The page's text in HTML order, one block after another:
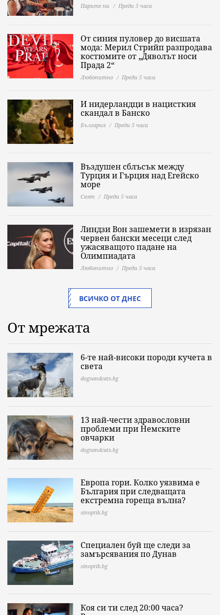
Парите ни Преди 5 часа
От синия пуловер до висшата
мода: Мерил Стрийп разпродава
костюмите от „Дяволът носи
Прада 2“
Любопитно Преди 5 часа
И нидерландци в нацисткия
скандал в Банско
България Преди 5 часа
Въздушен сблъсък между
Турция и Гърция над Егейско
море
Свят Преди 5 часа
Линдзи Вон зашемети в изрязан
червен бански месеци след
ужасяващото падане на
Олимпиадата
Любопитно Преди 5 часа
ВСИЧКО ОТ ДНЕС
От мрежата
6-те най-високи породи кучета в
света
dogsandcats.bg
13 най-чести здравословни
проблеми при Немските
овчарки
dogsandcats.bg
Европа гори. Колко уязвима е
България при следващата
екстремна гореща вълна?
sinoptik.bg
Специален буй ще следи за
замърсявания по Дунав
sinoptik.bg
Коя си ти след 20:00 часа?